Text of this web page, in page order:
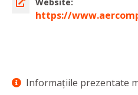
Website:
https://
Informaţiile prezentate